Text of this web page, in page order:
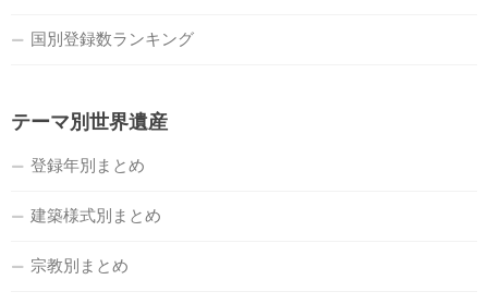
国別登録数ランキング
テーマ別世界遺産
登録年別まとめ
建築様式別まとめ
宗教別まとめ